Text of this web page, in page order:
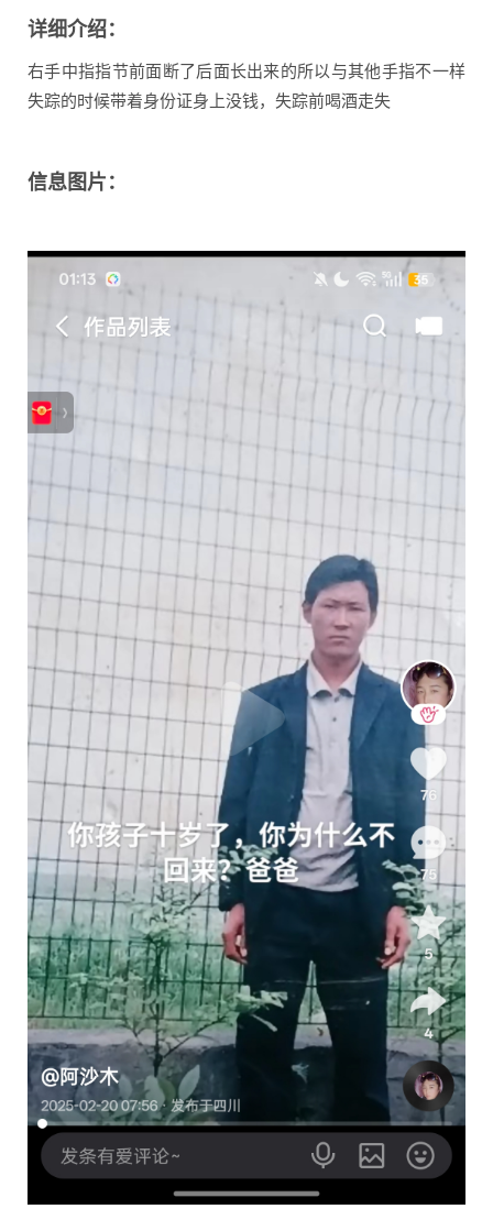
详细介绍：
右手中指指节前面断了后面长出来的所以与其他手指不一样
失踪的时候带着身份证身上没钱，失踪前喝酒走失
信息图片：